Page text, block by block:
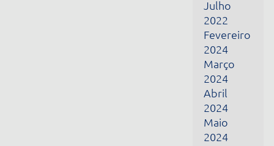
Março
2025
Abril
2025
Maio
2025
Dezembro
2025
Janeiro
2026